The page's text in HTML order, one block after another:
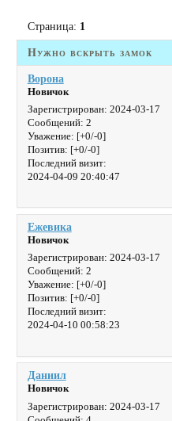
Нужно вскрыть замок
Страница: 1
Ворона
Новичок
Зарегистрирован: 2024-03-17
Сообщений: 2
Уважение: [+0/-0]
Позитив: [+0/-0]
Последний визит:
2024-04-09 20:40:47
Ежевика
Новичок
Зарегистрирован: 2024-03-17
Сообщений: 2
Уважение: [+0/-0]
Позитив: [+0/-0]
Последний визит:
2024-04-10 00:58:23
Даниил
Новичок
Зарегистрирован: 2024-03-17